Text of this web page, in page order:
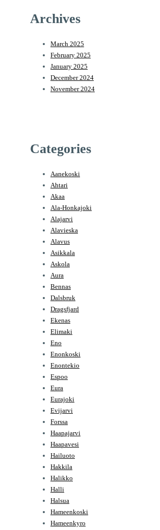
Archives
March 2025
February 2025
January 2025
December 2024
November 2024
Categories
Aanekoski
Ahtari
Akaa
Ala-Honkajoki
Alajarvi
Alavieska
Alavus
Asikkala
Askola
Aura
Bennas
Dalsbruk
Dragsfjard
Ekenas
Elimaki
Eno
Enonkoski
Enontekio
Espoo
Eura
Eurajoki
Evijarvi
Forssa
Haapajarvi
Haapavesi
Hailuoto
Hakkila
Halikko
Halli
Halsua
Hameenkoski
Hameenkyro